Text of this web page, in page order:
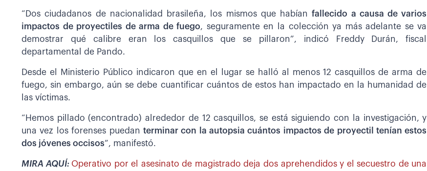
“Dos ciudadanos de nacionalidad brasileña, los mismos que habíanfallecido a causa de varios
impactos de proyectiles de arma de fuego, seguramente en la colección ya más adelante se va
demostrar qué calibre eran los casquillos que se pillaron”, indicó Freddy Durán, fiscal
departamental de Pando.
Desde el Ministerio Público indicaron que en el lugar se halló al menos 12 casquillos de arma de
fuego, sin embargo, aún se debe cuantificar cuántos de estos han impactado en la humanidad de
las víctimas.
“Hemos pillado (encontrado) alrededor de 12 casquillos, se está siguiendo con la investigación, y
una vez los forenses puedan terminar con la autopsia cuántos impactos de proyectil tenían estos
dos jóvenes occisos”, manifestó.
MIRA AQUÍ: Operativo por el asesinato de magistrado deja dos aprehendidos y el secuestro de una